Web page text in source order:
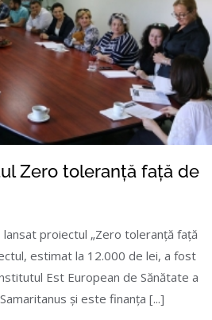
Zero toleranță față de
în familie
Zero toleranță față de
lansat proiectul „Zero toleranță față
estimat la 12.000 de lei, a fost
Est European de Sănătate a
și este finanța [...]